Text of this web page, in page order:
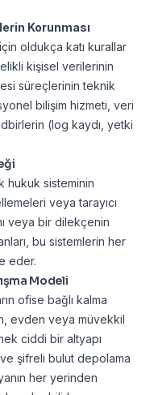
Korunması
için oldukça katı kurallar
kişisel verilerinin
süreçlerinin teknik
bilişim hizmeti, veri
(log kaydı, yetki
hukuk sisteminin
veya tarayıcı
veya bir dilekçenin
bu sistemlerin her
eder.
Modeli
ofise bağlı kalma
evden veya müvekkil
ciddi bir altyapı
ve şifreli bulut depolama
her yerinden